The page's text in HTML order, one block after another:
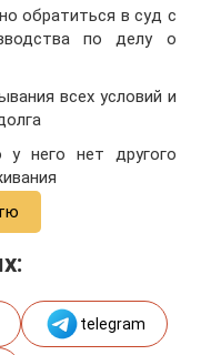
обратиться в суд с
по делу о
всех условий и
у него нет другого
telegram